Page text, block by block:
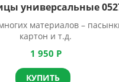
универсальные
материалов –
картон и т.д.
1 950 Р
КУПИТЬ